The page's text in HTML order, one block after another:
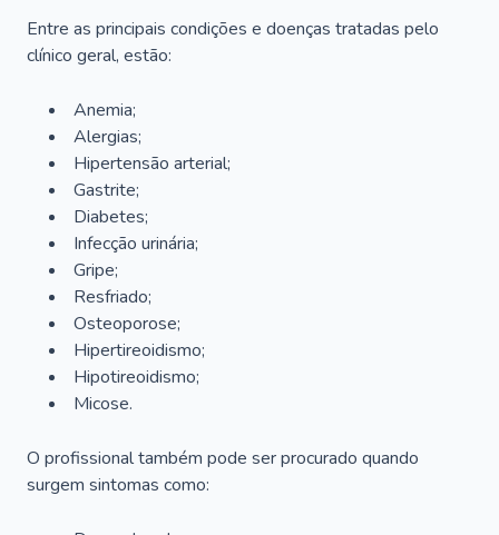
Entre as principais condições e doenças tratadas pelo
clínico geral, estão:
Anemia;
Alergias;
Hipertensão arterial;
Gastrite;
Diabetes;
Infecção urinária;
Gripe;
Resfriado;
Osteoporose;
Hipertireoidismo;
Hipotireoidismo;
Micose.
O profissional também pode ser procurado quando
surgem sintomas como: